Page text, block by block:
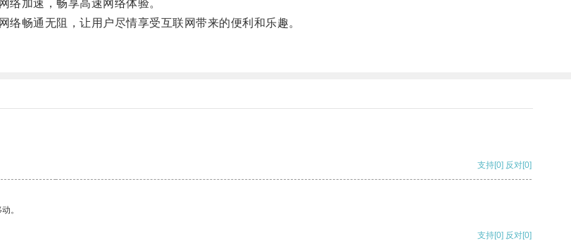
加速，畅享高速网络体验。
畅通无阻，让用户尽情享受互联网带来的便利和乐趣。
支持[0] 反对[0]
。
支持[0] 反对[0]